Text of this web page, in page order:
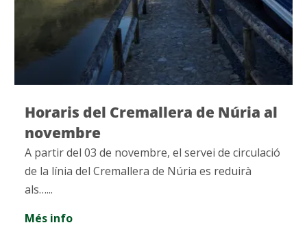
Horaris del Cremallera de Núria al
novembre
A partir del 03 de novembre, el servei de circulació
de la línia del Cremallera de Núria es reduirà
als…...
Més info